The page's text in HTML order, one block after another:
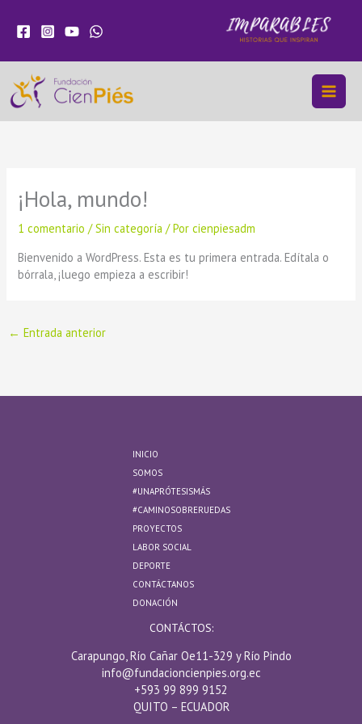
contenido
¡Hola, mundo!
1 comentario /Sin categoría / Porcienpiesadm
Bienvenido a WordPress. Esta es tu primera entrada. Edítala o
bórrala, ¡luego empieza a escribir!
← Entrada anterior
INICIO
SOMOS
#UNAPRÓTESISMÁS
#CAMINOSOBRERUEDAS
PROYECTOS
LABOR SOCIAL
DEPORTE
CONTÁCTANOS
DONACIÓN
CONTÁCTOS:
Carapungo, Río Cañar Oe11-329 y Río Pindo
info@fundacioncienpies.org.ec
+593 99 899 9152
QUITO – ECUADOR